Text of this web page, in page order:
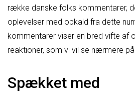
række danske folks kommentarer,
oplevelser med opkald fra dette
kommentarer viser en bred vifte af
reaktioner, som vi vil se nærmere på.
Spækket med